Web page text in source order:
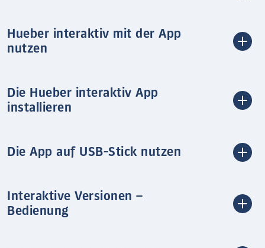
Hueber interaktiv mit der App
nutzen
Die Hueber interaktiv App
installieren
Die App auf USB-Stick nutzen
Interaktive Versionen –
Bedienung